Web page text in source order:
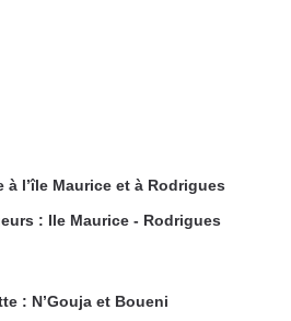
à l’île Maurice et à Rodrigues
: Ile Maurice - Rodrigues
: N’Gouja et Boueni